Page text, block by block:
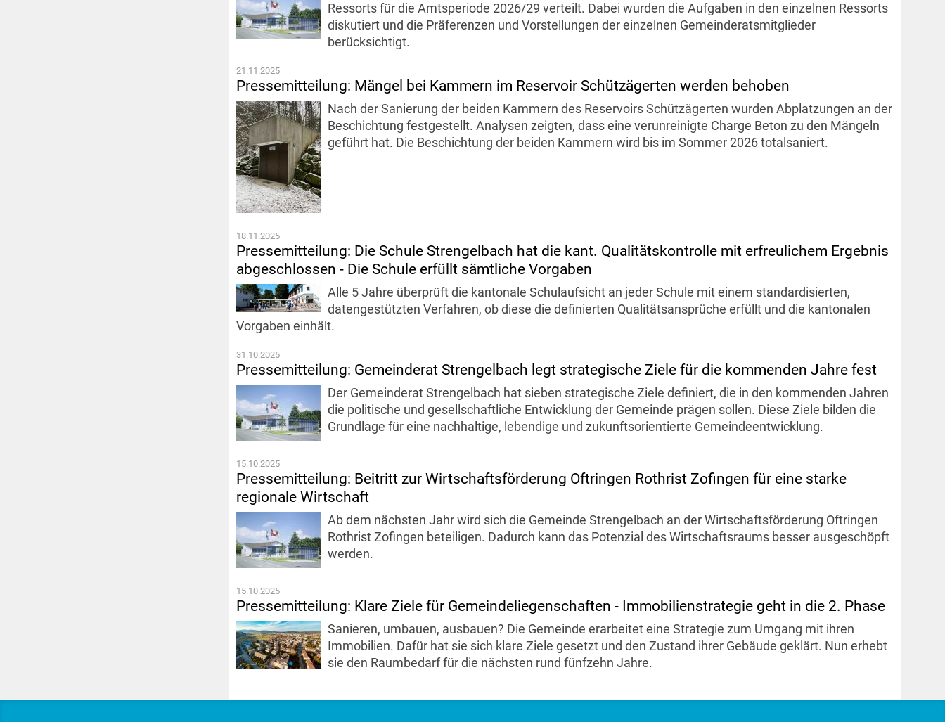
Ressorts für die Amtsperiode 2026/29 verteilt. Dabei wurden die Aufgaben in den einzelnen Ressorts
diskutiert und die Präferenzen und Vorstellungen der einzelnen Gemeinderatsmitglieder
berücksichtigt.
21.11.2025
Pressemitteilung: Mängel bei Kammern im Reservoir Schützägerten werden behoben
Nach der Sanierung der beiden Kammern des Reservoirs Schützägerten wurden Abplatzungen an der
Beschichtung festgestellt. Analysen zeigten, dass eine verunreinigte Charge Beton zu den Mängeln
geführt hat. Die Beschichtung der beiden Kammern wird bis im Sommer 2026 totalsaniert.
18.11.2025
Pressemitteilung: Die Schule Strengelbach hat die kant. Qualitätskontrolle mit erfreulichem Ergebnis
abgeschlossen - Die Schule erfüllt sämtliche Vorgaben
Alle 5 Jahre überprüft die kantonale Schulaufsicht an jeder Schule mit einem standardisierten,
datengestützten Verfahren, ob diese die definierten Qualitätsansprüche erfüllt und die kantonalen
Vorgaben einhält.
31.10.2025
Pressemitteilung: Gemeinderat Strengelbach legt strategische Ziele für die kommenden Jahre fest
Der Gemeinderat Strengelbach hat sieben strategische Ziele definiert, die in den kommenden Jahren
die politische und gesellschaftliche Entwicklung der Gemeinde prägen sollen. Diese Ziele bilden die
Grundlage für eine nachhaltige, lebendige und zukunftsorientierte Gemeindeentwicklung.
15.10.2025
Pressemitteilung: Beitritt zur Wirtschaftsförderung Oftringen Rothrist Zofingen für eine starke
regionale Wirtschaft
Ab dem nächsten Jahr wird sich die Gemeinde Strengelbach an der Wirtschaftsförderung Oftringen
Rothrist Zofingen beteiligen. Dadurch kann das Potenzial des Wirtschaftsraums besser ausgeschöpft
werden.
15.10.2025
Pressemitteilung: Klare Ziele für Gemeindeliegenschaften - Immobilienstrategie geht in die 2. Phase
Sanieren, umbauen, ausbauen? Die Gemeinde erarbeitet eine Strategie zum Umgang mit ihren
Immobilien. Dafür hat sie sich klare Ziele gesetzt und den Zustand ihrer Gebäude geklärt. Nun erhebt
sie den Raumbedarf für die nächsten rund fünfzehn Jahre.